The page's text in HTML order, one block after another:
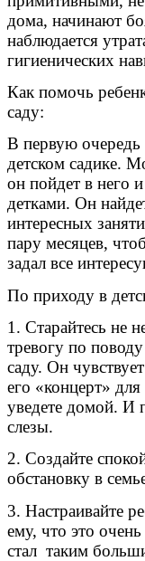
дома, начинают
наблюдается
гигиенических
Как помочь
саду:
В первую очередь
детском садике.
он пойдет в него
детками. Он
интересных
пару месяцев,
задал все
По приходу в
1. Старайтесь не
тревогу по
саду. Он
его «концерт»
уведете домой. И
слезы.
2. Создайте
обстановку в
3. Настраивайте
ему, что это
стал таким